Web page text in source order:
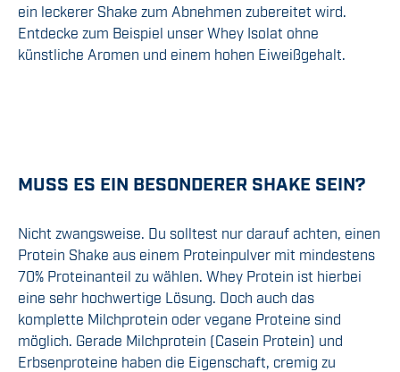
ein leckerer Shake zum Abnehmen zubereitet wird.
Entdecke zum Beispiel unser Whey Isolat ohne
künstliche Aromen und einem hohen Eiweißgehalt.
MUSS ES EIN BESONDERER SHAKE SEIN?
Nicht zwangsweise. Du solltest nur darauf achten, einen
Protein Shake aus einem Proteinpulver mit mindestens
70% Proteinanteil zu wählen. Whey Protein ist hierbei
eine sehr hochwertige Lösung. Doch auch das
komplette Milchprotein oder vegane Proteine sind
möglich. Gerade Milchprotein (Casein Protein) und
Erbsenproteine haben die Eigenschaft, cremig zu